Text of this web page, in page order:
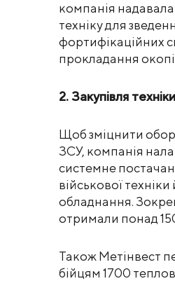
компанія
техніку для
фортифікаційних
прокладання
2. Закупівля
Щоб зміцнити
ЗСУ, компанія
системне
військової техніки
обладнання.
отримали понад
Також Метінвест
бійцям 1700